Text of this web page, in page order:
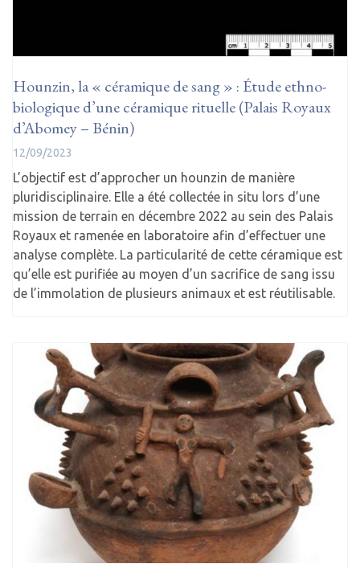
Hounzin, la « céramique de sang » : Étude ethno-
biologique d’une céramique rituelle (Palais Royaux
d’Abomey – Bénin)
12/09/2023
L’objectif est d’approcher un hounzin de manière
pluridisciplinaire. Elle a été collectée in situ lors d’une
mission de terrain en décembre 2022 au sein des Palais
Royaux et ramenée en laboratoire afin d’effectuer une
analyse complète. La particularité de cette céramique est
qu’elle est purifiée au moyen d’un sacrifice de sang issu
de l’immolation de plusieurs animaux et est réutilisable.